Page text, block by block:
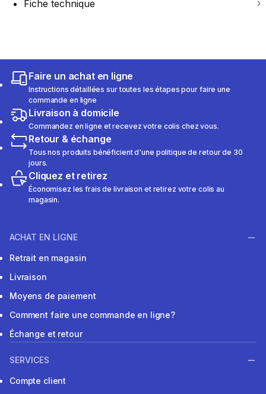
Fiche technique
Faire un achat en ligne
Instructions détaillées sur toutes les étapes pour faire une
commande en ligne
Livraison à domicile
Commandez en ligne et recevez votre colis chez vous.
Retour & échange
Tous nos produits bénéficient d'une politique de retour de 30
jours.
Cliquez et retirez
Économisez les frais de livraison et retirez votre colis au
magasin.
ACHAT EN LIGNE
Retrait en magasin
Livraison
Moyens de paiement
Comment faire une commande en ligne?
Échange et retour
SERVICES
Compte client